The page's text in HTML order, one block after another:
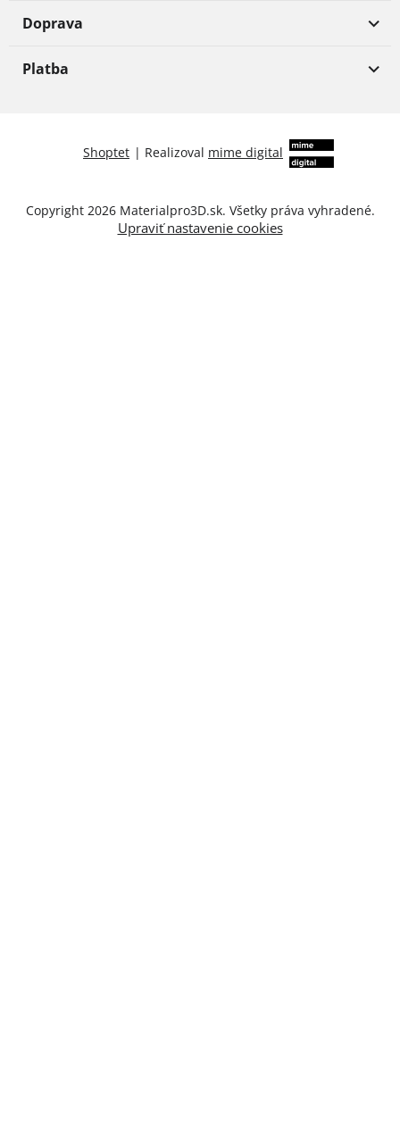
Doprava
Platba
Shoptet | Realizoval mime digital
Copyright 2026 Materialpro3D.sk. Všetky práva vyhradené.
Upraviť nastavenie cookies